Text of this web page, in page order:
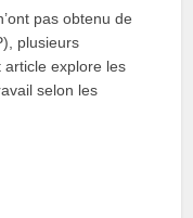
pas obtenu de
plusieurs
article explore les
selon les